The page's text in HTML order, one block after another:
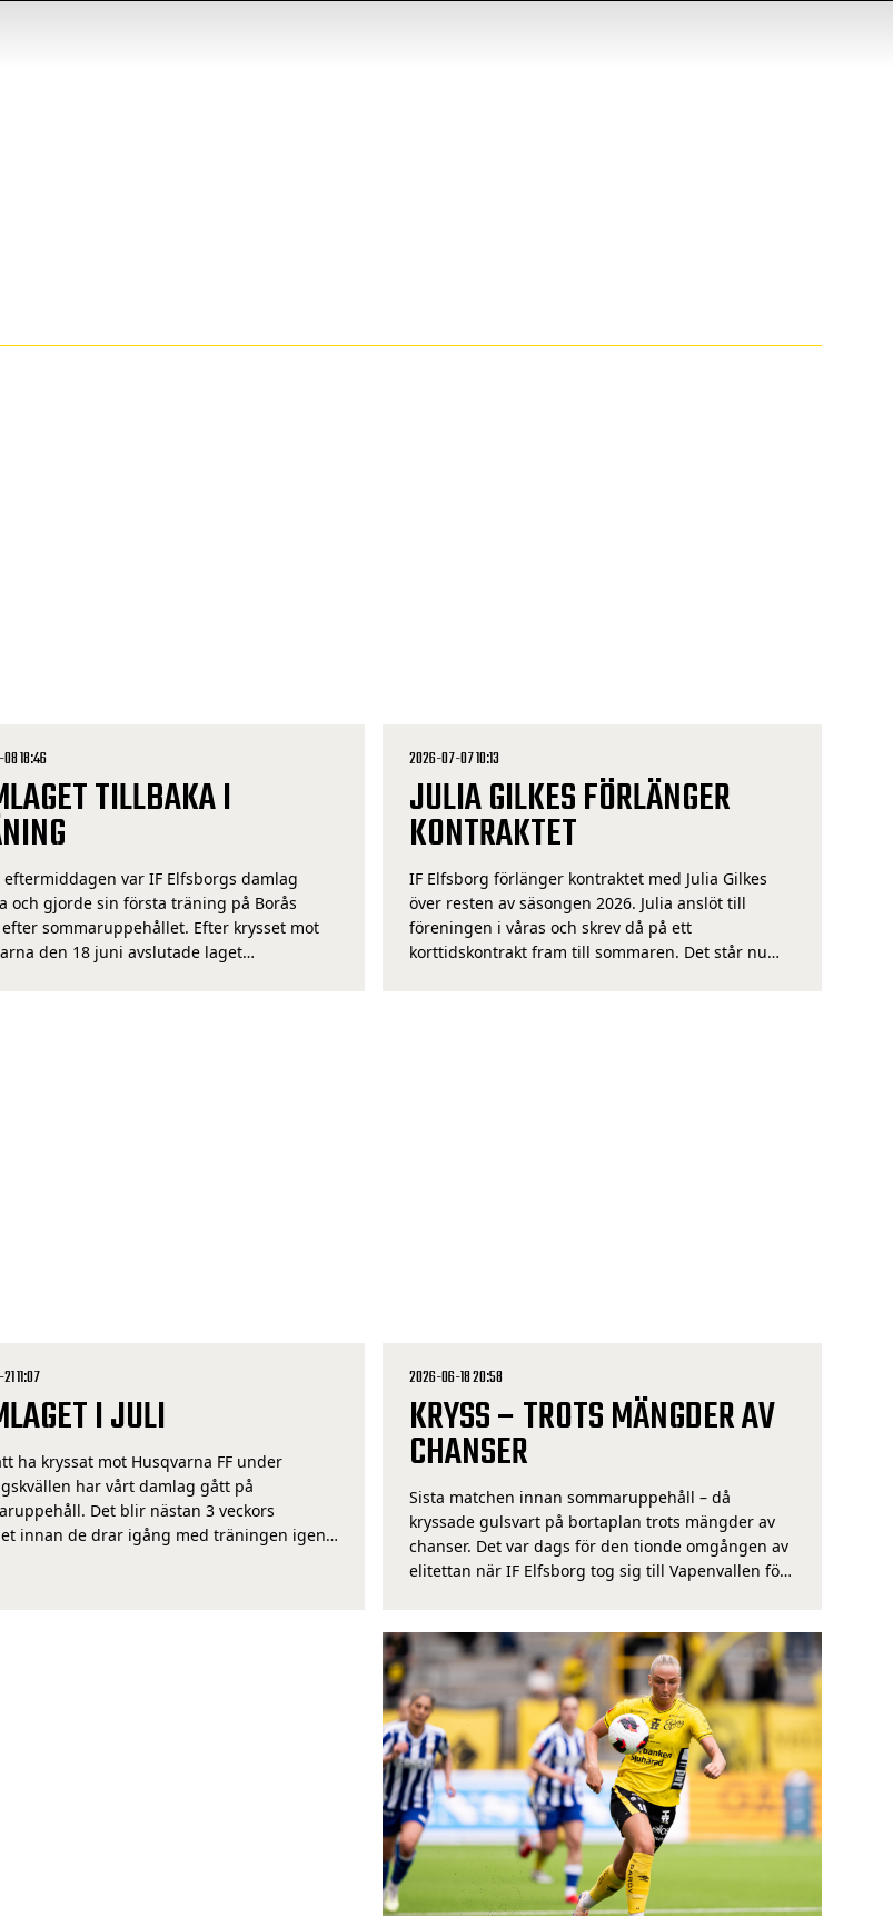
18:46
TILLBAKA I
eftermiddagen var IF Elfsborgs damlag
och gjorde sin första träning på Borås
sommaruppehållet. Efter krysset mot
den 18 juni avslutade laget
2026-07-07 10:13
JULIA GILKES FÖRLÄNGER
KONTRAKTET
IF Elfsborg förlänger kontraktet med Julia Gilkes
över resten av säsongen 2026. Julia anslöt till
föreningen i våras och skrev då på ett
korttidskontrakt fram till sommaren. Det står nu
11:07
I JULI
ha kryssat mot Husqvarna FF under
har vårt damlag gått på
Det blir nästan 3 veckors
innan de drar igång med träningen igen
2026-06-18 20:58
KRYSS – TROTS MÄNGDER AV
CHANSER
Sista matchen innan sommaruppehåll – då
kryssade gulsvart på bortaplan trots mängder av
chanser. Det var dags för den tionde omgången av
elitettan när IF Elfsborg tog sig till Vapenvallen för
gick ut på planen, sedan laget tappat ledningen på
[…]